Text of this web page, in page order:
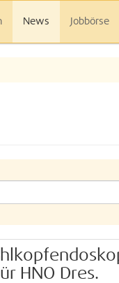
News Jobbörse
HNO Dres.